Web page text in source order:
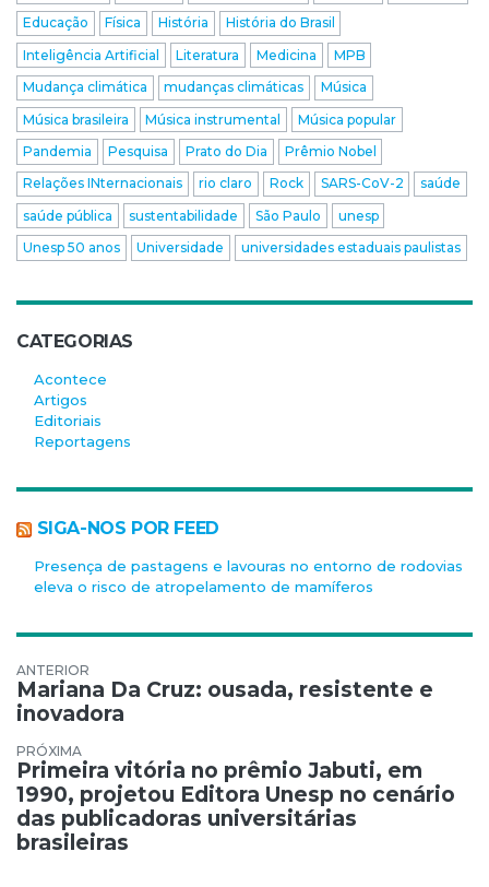
Educação
Física História
História do Brasil
Inteligência Artificial
Literatura Medicina
MPB
Mudança climática
mudanças climáticas
Música
Música brasileira
Música instrumental
Música popular
Pandemia
Pesquisa Prato do Dia
Prêmio Nobel
Relações INternacionais
rio claro Rock SARS-CoV-2
saúde
saúde pública
sustentabilidade São Paulo
unesp
Unesp 50 anos
Universidade universidades estaduais paulistas
CATEGORIAS
Acontece
Artigos
Editoriais
Reportagens
SIGA-NOS POR FEED
Presença de pastagens e lavouras no entorno de rodovias
eleva o risco de atropelamento de mamíferos
Navegação de Post
Mariana Da Cruz: ousada, resistente e
inovadora
Primeira vitória no prêmio Jabuti, em
1990, projetou Editora Unesp no cenário
das publicadoras universitárias
brasileiras